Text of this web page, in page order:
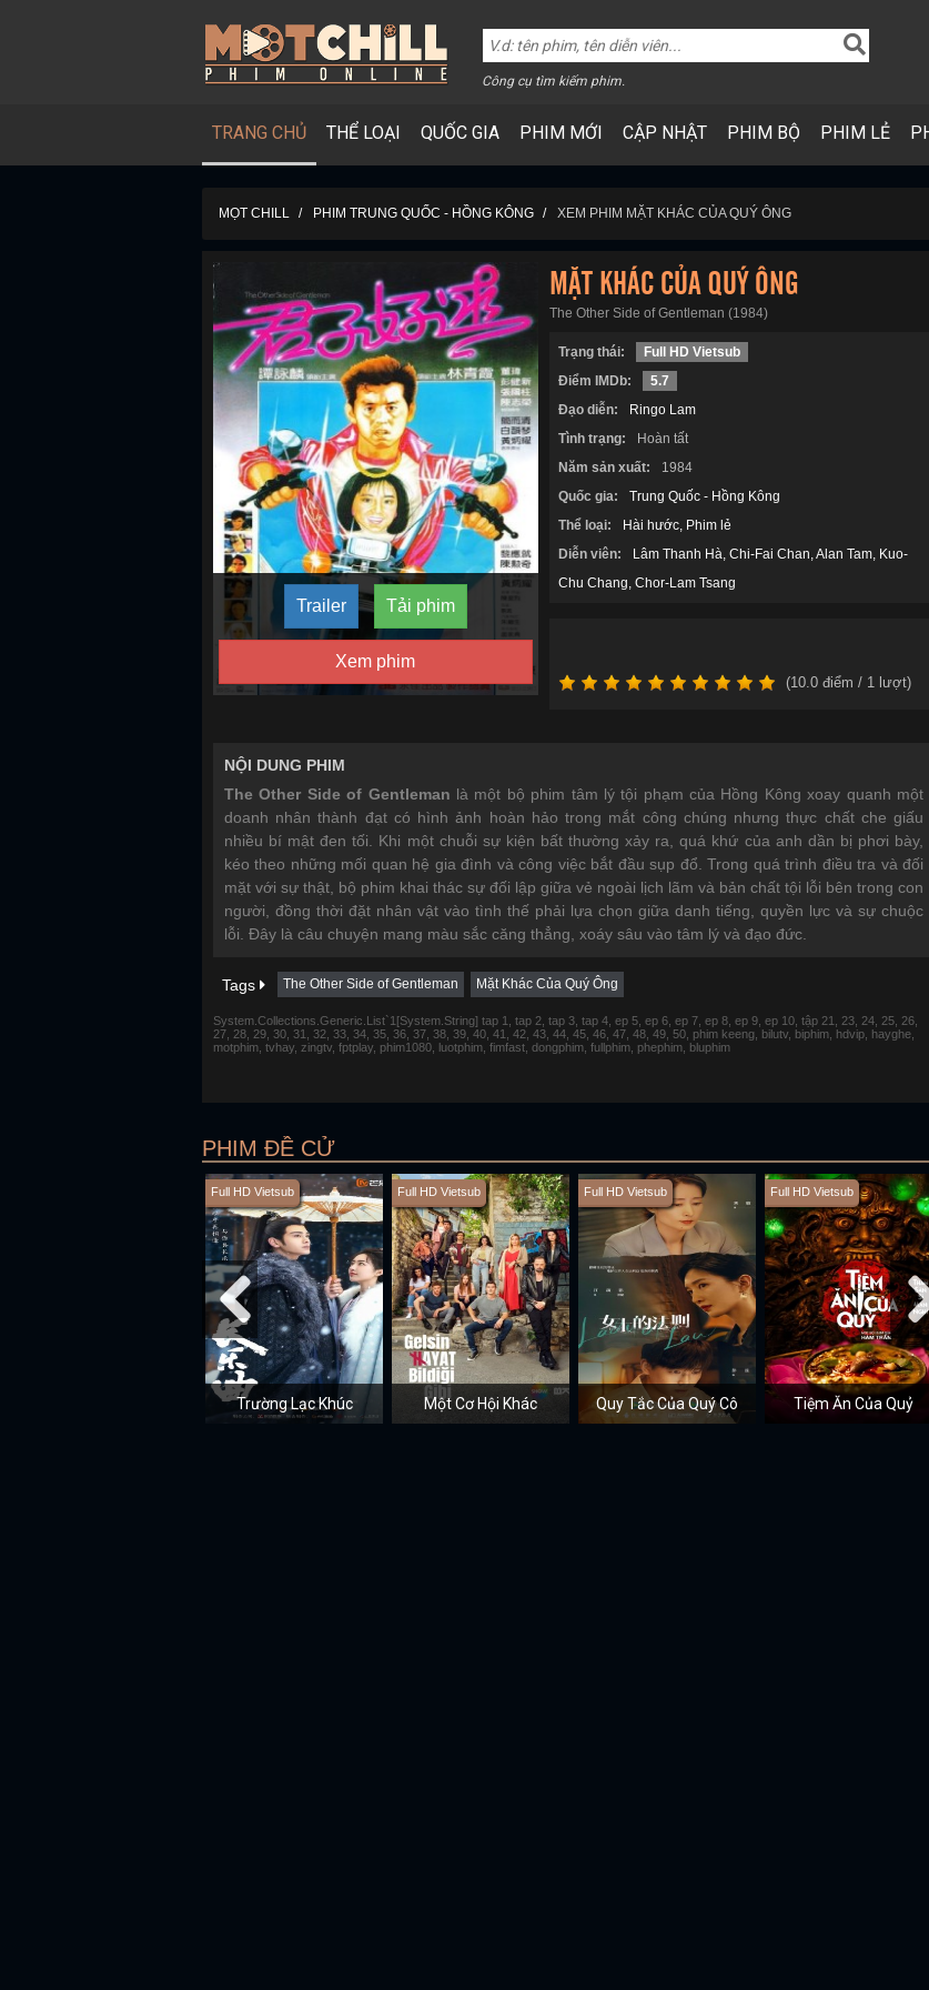
Công cụ tìm kiếm phim.
TRANG CHỦ THỂ LOẠI QUỐC GIA PHIM MỚI CẬP NHẬT PHIM BỘ PHIM LẺ
MỌT CHILL PHIM TRUNG QUỐC - HỒNG KÔNG XEM PHIM MẶT KHÁC CỦA QUÝ ÔNG
Trailer Tải phim
Xem phim
MẶT KHÁC CỦA QUÝ ÔNG
The Other Side of Gentleman (1984)
Trạng thái:
Full HD Vietsub
Điểm IMDb:
5.7
Đạo diễn:
Ringo Lam
Tình trạng:
Hoàn tất
Năm sản xuất:
1984
Quốc gia:
Trung Quốc - Hồng Kông
Thể loại:
Hài hước
Phim lẻ
Diễn viên:
Lâm Thanh Hà Chi-Fai Chan Alan Tam
Kuo-
Chu Chang Chor-Lam Tsang
(10.0điểm / 1lượt)
NỘI DUNG PHIM
The Other Side of Gentleman là một bộ phim tâm lý tội phạm của Hồng Kông xoay quanh một
doanh nhân thành đạt có hình ảnh hoàn hảo trong mắt công chúng nhưng thực chất che giấu
nhiều bí mật đen tối. Khi một chuỗi sự kiện bất thường xảy ra, quá khứ của anh dần bị phơi bày,
kéo theo những mối quan hệ gia đình và công việc bắt đầu sụp đổ. Trong quá trình điều tra và đối
mặt với sự thật, bộ phim khai thác sự đối lập giữa vẻ ngoài lịch lãm và bản chất tội lỗi bên trong con
người, đồng thời đặt nhân vật vào tình thế phải lựa chọn giữa danh tiếng, quyền lực và sự chuộc
lỗi. Đây là câu chuyện mang màu sắc căng thẳng, xoáy sâu vào tâm lý và đạo đức.
Tags The Other Side of Gentleman Mặt Khác Của Quý Ông
System.Collections.Generic.List`1[System.String] tap 1, tap 2, tap 3, tap 4, ep 5, ep 6, ep 7, ep 8, ep 9, ep 10, tập 21, 23, 24, 25, 26,
27, 28, 29, 30, 31, 32, 33, 34, 35, 36, 37, 38, 39, 40, 41, 42, 43, 44, 45, 46, 47, 48, 49, 50, phim keeng, bilutv, biphim, hdvip, hayghe,
motphim, tvhay, zingtv, fptplay, phim1080, luotphim, fimfast, dongphim, fullphim, phephim, bluphim
PHIM ĐỀ CỬ
Full HD Vietsub
Trường Lạc Khúc
Full HD Vietsub
Một Cơ Hội Khác
Full HD Vietsub
Quy Tắc Của Quý Cô
Full HD Vietsub
Tiệm Ăn Của Quỷ